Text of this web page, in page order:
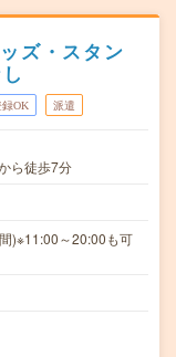
ズ・スタン
録OK 派遣
ら徒歩7分
)※11:00～20:00も可